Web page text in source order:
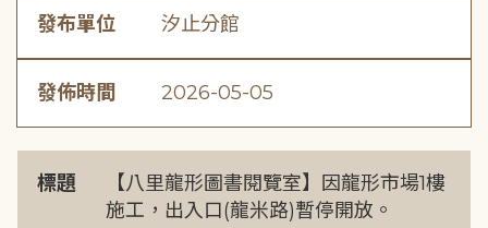
發布單位 汐止分館
發佈時間 2026-05-05
標題
【八里龍形圖書閱覽室】因龍形市場1樓
施工，出入口(龍米路)暫停開放。